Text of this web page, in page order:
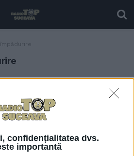
confidențialitatea dvs.
importantă
împădurire
Direcția Silvică Suceava și-a
propus plantarea a aproape
5 milioane de puieți de
primăvară de regenerare a
pădurilor